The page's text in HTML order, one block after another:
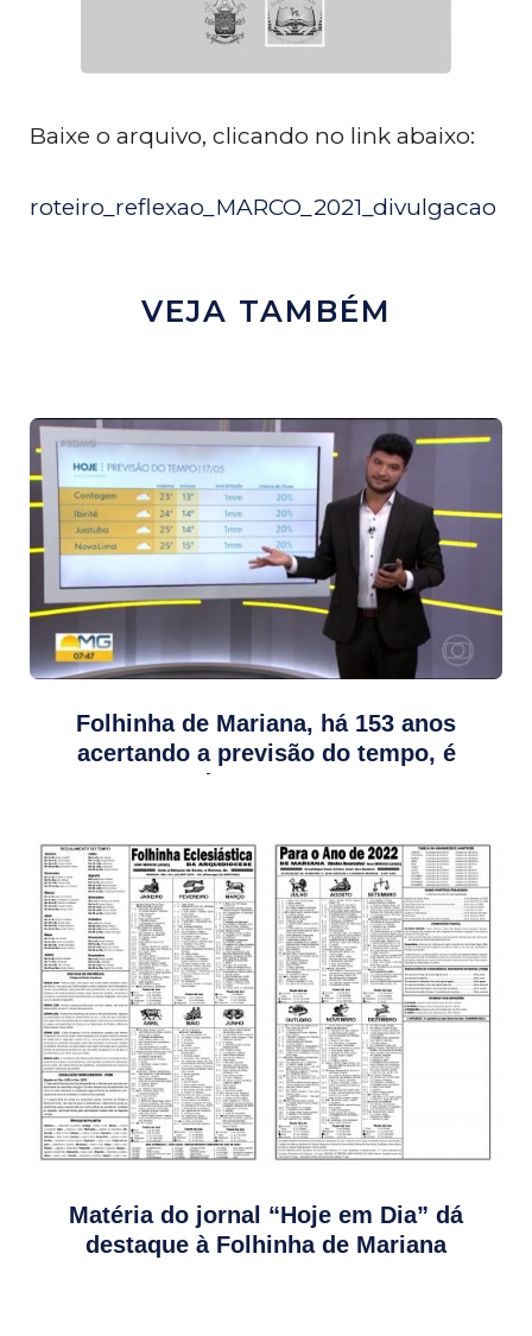
Baixe o arquivo, clicando no link abaixo:
roteiro_reflexao_MARCO_2021_divulgacao
VEJA TAMBÉM
Folhinha de Mariana, há 153 anos
acertando a previsão do tempo, é
destaque na
Matéria do jornal “Hoje em Dia” dá
destaque à Folhinha de Mariana